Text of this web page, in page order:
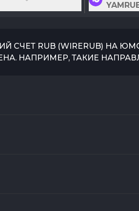
СЧЕТ RUB (WIRERUB) НА
НАПРИМЕР, ТАКИЕ